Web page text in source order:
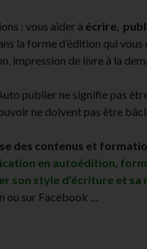
: vous aider à écrire
la forme d’édition qui
impression de livre à la
publier ne signifie pas
ne doivent pas être
des contenus et
en autoédition,
son style d’écriture et
ou sur Facebook …